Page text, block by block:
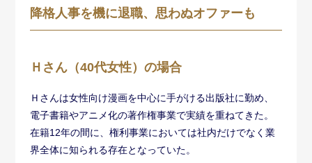
降格人事を機に退職、思わぬオファーも
Ｈさん（40代女性）の場合
Ｈさんは女性向け漫画を中心に手がける出版社に勤め、
電子書籍やアニメ化の著作権事業で実績を重ねてきた。
在籍12年の間に、権利事業においては社内だけでなく業
界全体に知られる存在となっていた。